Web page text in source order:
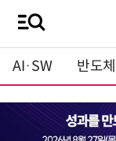
AI·SW 반도체